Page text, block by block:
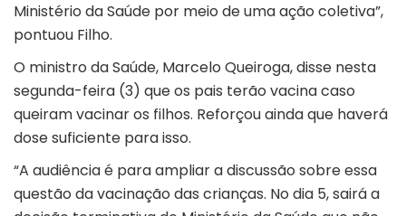
Ministério da Saúde por meio de uma ação coletiva”,
pontuou Filho.
O ministro da Saúde, Marcelo Queiroga, disse nesta
segunda-feira (3) que os pais terão vacina caso
queiram vacinar os filhos. Reforçou ainda que haverá
dose suficiente para isso.
“A audiência é para ampliar a discussão sobre essa
questão da vacinação das crianças. No dia 5, sairá a